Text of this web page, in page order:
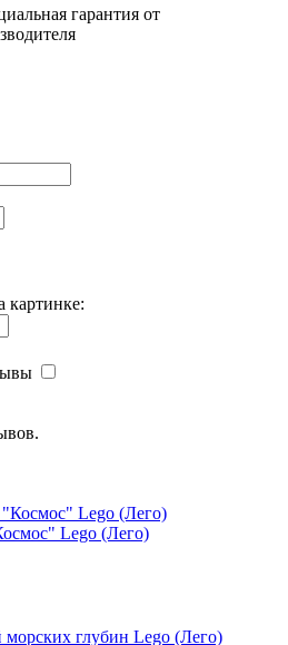
гарантия от
картинке:
Lego (Лего)